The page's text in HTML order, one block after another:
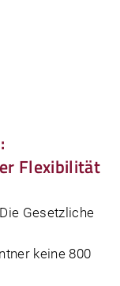
Flexibilität
Gesetzliche
keine 800